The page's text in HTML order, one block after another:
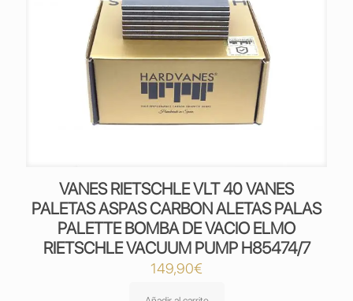
VANES RIETSCHLE VLT 40 VANES
PALETAS ASPAS CARBON ALETAS PALAS
PALETTE BOMBA DE VACIO ELMO
RIETSCHLE VACUUM PUMP H85474/7
149,90€